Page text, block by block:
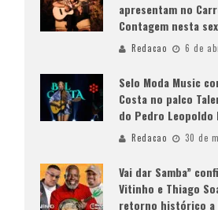
apresentam no
Contagem nesta
Redacao 6 de
Selo Moda Music
Costa no palco
do Pedro Leopoldo
Redacao 30 de
Vai dar Samba”
Vitinho e Thiago
retorno histórico a